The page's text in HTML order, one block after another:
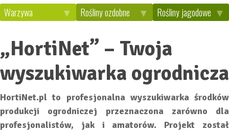
Warzywa Rośliny ozdobne Rośliny jagodowe
„HortiNet” – Twoja
wyszukiwarka ogrodnicza
HortiNet.pl to profesjonalna wyszukiwarka środków
produkcji ogrodniczej przeznaczona zarówno dla
profesjonalistów, jak i amatorów. Projekt został